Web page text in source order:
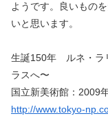
ようです。良いもの
いと思います。
生誕150年 ルネ・ラ
ラスへ〜
国立新美術館：2009
http://www.tokyo-